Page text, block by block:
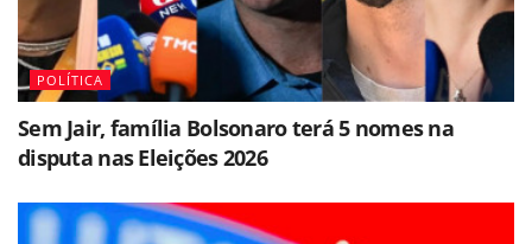
POLÍTICA
Sem Jair, família Bolsonaro terá 5 nomes na
disputa nas Eleições 2026